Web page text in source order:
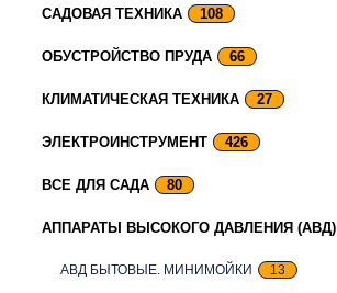
САДОВАЯ ТЕХНИКА 108
ОБУСТРОЙСТВО ПРУДА 66
КЛИМАТИЧЕСКАЯ ТЕХНИКА 27
ЭЛЕКТРОИНСТРУМЕНТ 426
ВСЕ ДЛЯ САДА 80
АППАРАТЫ ВЫСОКОГО ДАВЛЕНИЯ (АВД)
АВД БЫТОВЫЕ. МИНИМОЙКИ 13